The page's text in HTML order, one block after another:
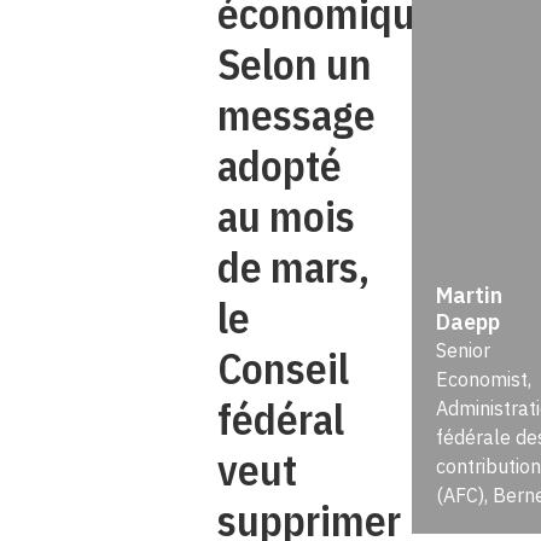
économique.
Selon un
message
adopté
au mois
de mars,
le
Conseil
fédéral
veut
supprimer
Martin
Daepp
Senior
Economist,
fédérale
(AFC),